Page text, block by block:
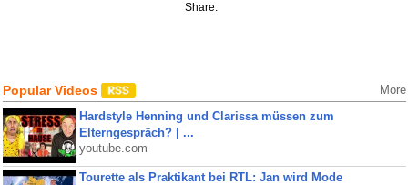
Share:
Popular Videos More
Hardstyle Henning und Clarissa müssen zum
Elterngespräch? | ...
youtube.com
Tourette als Praktikant bei RTL: Jan wird Mode